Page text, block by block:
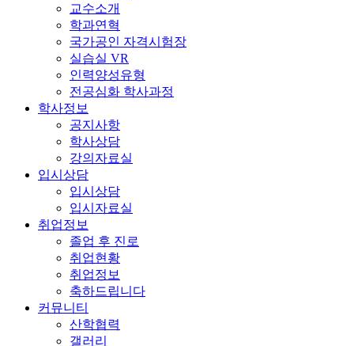
교수소개
학과연혁
국가공인 자격시험장
실습실 VR
인력양성유형
전공심화 학사과정
학사정보
공지사항
학사상담
강의자료실
입시상담
입시상담
입시자료실
취업정보
졸업 후 진로
취업현황
취업정보
축하드립니다
커뮤니티
산학협력
갤러리